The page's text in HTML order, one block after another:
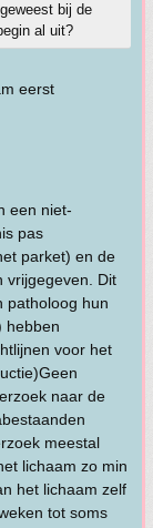
bij de
al uit?
eerst
een niet-
pas
parket) en de
vrijgegeven. Dit
patholoog hun
hebben
voor het
naar de
meestal
lichaam zo min
het lichaam zelf
tot soms